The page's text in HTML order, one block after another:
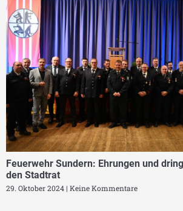
Feuerwehr Sundern: Ehrungen und
den Stadtrat
29. Oktober 2024 Keine Kommentare